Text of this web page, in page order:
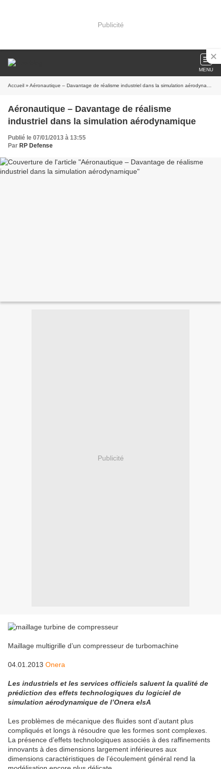
Publicité
MENU
Accueil » Aéronautique – Davantage de réalisme industriel dans la simulation aérodynamique
Aéronautique – Davantage de réalisme
industriel dans la simulation aérodynamique
Publié le 07/01/2013 à 13:55
Par RP Defense
Publicité
Maillage multigrille d’un compresseur de turbomachine
04.01.2013 Onera
Les industriels et les services officiels saluent la qualité de
prédiction des effets technologiques du logiciel de
simulation aérodynamique de l’Onera elsA
Les problèmes de mécanique des fluides sont d’autant plus
compliqués et longs à résoudre que les formes sont complexes.
La présence d’effets technologiques associés à des raffinements
innovants à des dimensions largement inférieures aux
dimensions caractéristiques de l’écoulement général rend la